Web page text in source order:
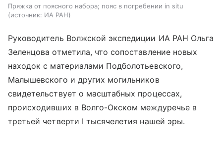
Пряжка от поясного набора; пояс в погребении in situ
источник: ИА РАН
Руководитель Волжской экспедиции ИА РАН Ольга
Зеленцова отметила, что сопоставление новых
находок с материалами Подболотьевского,
Малышевского и других могильников
свидетельствует о масштабных процессах,
происходивших в Волго-Окском междуречье в
третьей четверти I тысячелетия нашей эры.